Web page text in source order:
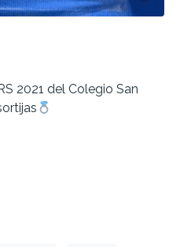
RS 2021 del Colegio San